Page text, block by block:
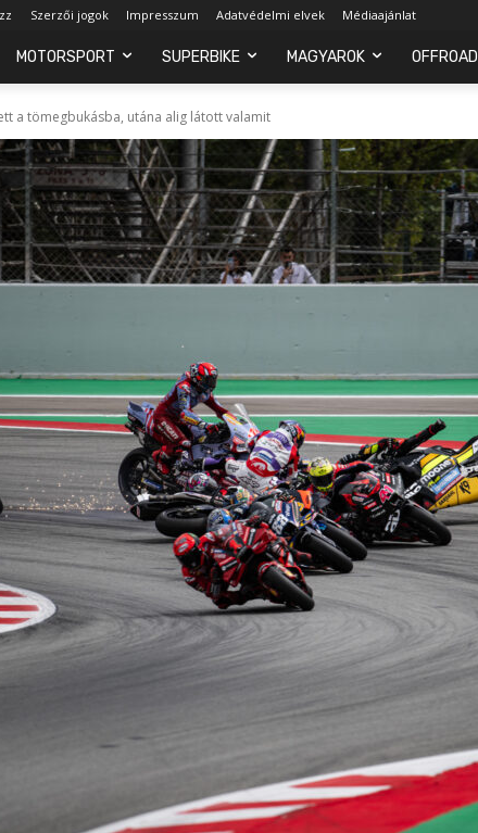
Szerzői jogok Impresszum Adatvédelmi elvek Médiaajánlat
MOTORSPORT SUPERBIKE MAGYAROK OFFROAD
a tömegbukásba, utána alig látott valamit